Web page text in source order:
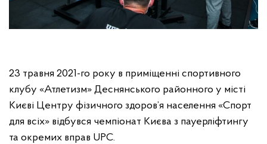
23 травня 2021-го року в приміщенні спортивного
клубу «Атлетизм» Деснянського районного у місті
Києві Центру фізичного здоров’я населення «Спорт
для всіх» відбувся чемпіонат Києва з пауерліфтингу
та окремих вправ UPC.